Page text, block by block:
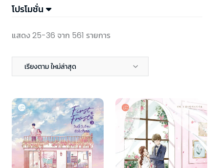
โปรโมชั่น
แสดง 25-36 จาก 561 รายการ
เรียงตาม ใหม่ล่าสุด